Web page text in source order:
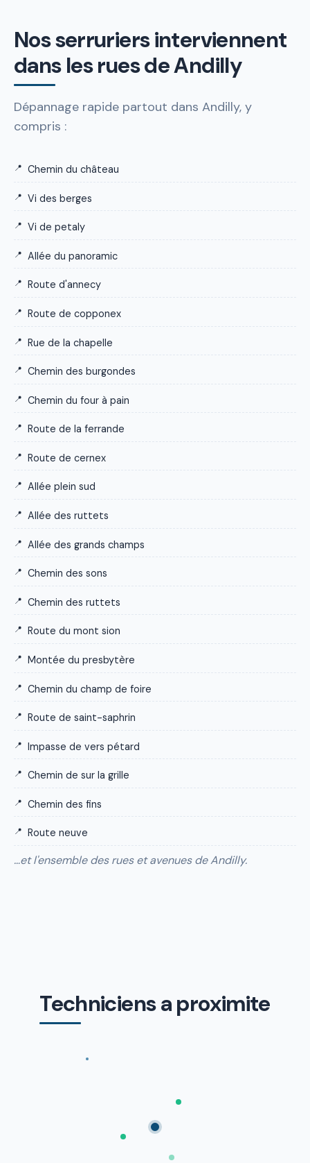
Nos serruriers interviennent
dans les rues de Andilly
Dépannage rapide partout dans Andilly, y
compris :
Chemin du château
Vi des berges
Vi de petaly
Allée du panoramic
Route d'annecy
Route de copponex
Rue de la chapelle
Chemin des burgondes
Chemin du four à pain
Route de la ferrande
Route de cernex
Allée plein sud
Allée des ruttets
Allée des grands champs
Chemin des sons
Chemin des ruttets
Route du mont sion
Montée du presbytère
Chemin du champ de foire
Route de saint-saphrin
Impasse de vers pétard
Chemin de sur la grille
Chemin des fins
Route neuve
…et l'ensemble des rues et avenues de Andilly.
Techniciens a proximite